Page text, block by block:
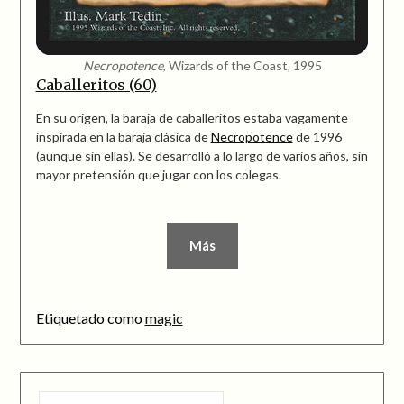
Necropotence, Wizards of the Coast, 1995
Caballeritos (60)
En su origen, la baraja de caballeritos estaba vagamente
inspirada en la baraja clásica deNecropotencede 1996
(aunque sin ellas). Se desarrolló a lo largo de varios años, sin
mayor pretensión que jugar con los colegas.
Más
Etiquetado comomagic